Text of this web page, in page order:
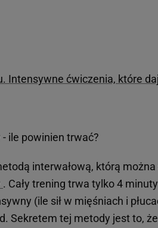
Intensywne ćwiczenia, które
ile powinien trwać?
interwałową, którą
. Cały trening trwa tylko 4
(ile sił w mięśniach i
Sekretem tej metody jest to,